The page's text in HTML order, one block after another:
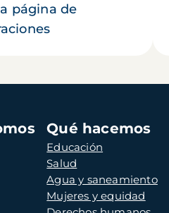
página de
Qué hacemos
Educación
Salud
Agua y saneamiento
Mujeres y equidad